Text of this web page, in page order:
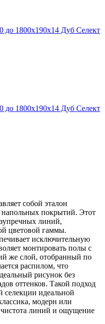
до 1800х190х14 Дуб Селект
до 1800х190х14 Дуб Селект
собой эталон
напольных покрытий. Этот
линий,
цветовой гаммы.
исключительную
монтировать полы с
же слой, отобранный по
распилом, что
рисунок без
оттенков. Такой подход
селекции идеальной
модерн или
линий и ощущение